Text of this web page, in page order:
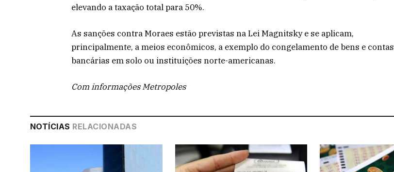
elevando a taxação total para 50%.
As sanções contra Moraes estão previstas na Lei Magnitsky e se aplicam,
principalmente, a meios econômicos, a exemplo do congelamento de bens e contas
bancárias em solo ou instituições norte-americanas.
Com informações Metropoles
NOTÍCIAS RELACIONADAS